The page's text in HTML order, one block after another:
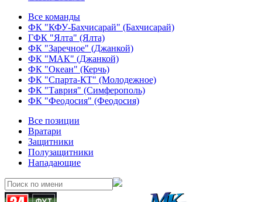
Все команды
ФК "КФУ-Бахчисарай" (Бахчисарай)
ГФК "Ялта" (Ялта)
ФК "Заречное" (Джанкой)
ФК "МАК" (Джанкой)
ФК "Океан" (Керчь)
ФК "Спарта-КТ" (Молодежное)
ФК "Таврия" (Симферополь)
ФК "Феодосия" (Феодосия)
Все позиции
Вратари
Защитники
Полузащитники
Нападающие